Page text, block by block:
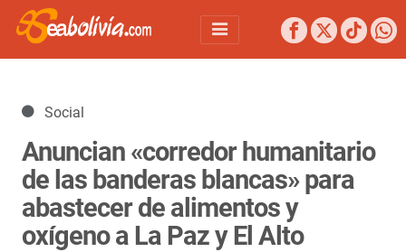
Detalles
Social
Anuncian «corredor humanitario
de las banderas blancas» para
abastecer de alimentos y
oxígeno a La Paz y El Alto